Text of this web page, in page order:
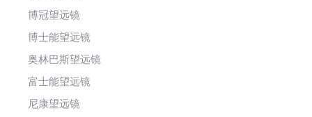
博冠望远镜
博士能望远镜
奥林巴斯望远镜
富士能望远镜
尼康望远镜